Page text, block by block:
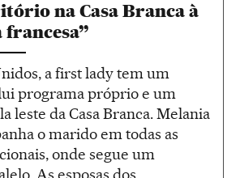
na Casa Branca à
a first lady tem um
programa próprio e um
leste da Casa Branca. Melania
o marido em todas as
onde segue um